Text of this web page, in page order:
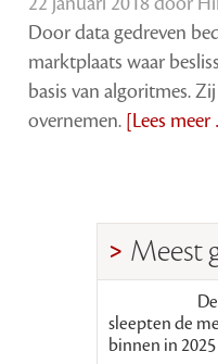
Door data gedreven
marktplaats waar
basis van algoritmes.
overnemen. [Lees
Meest
sleepten de
binnen in 2025